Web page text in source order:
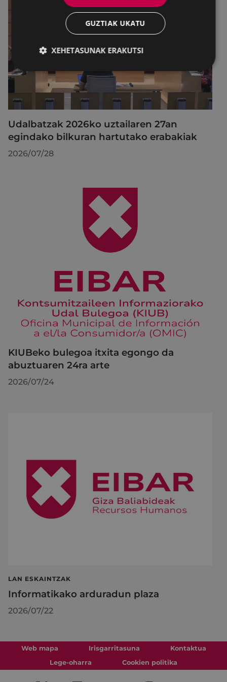
Udalbatzak 2026ko uztailaren 27an
egindako bilkuran hartutako erabakiak
2026/07/28
KIUBeko bulegoa itxita egongo da
abuztuaren 24ra arte
2026/07/24
LAN ESKAINTZAK
Informatikako arduradun plaza
2026/07/22
Web mapa Irisgarritasuna
Kontaktua
Lege-oharra
Cookien politika
GUZTIAK UKATU
XEHETASUNAK ERAKUTSI